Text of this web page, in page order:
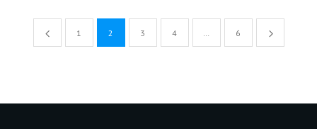
1 2 3 4 … 6